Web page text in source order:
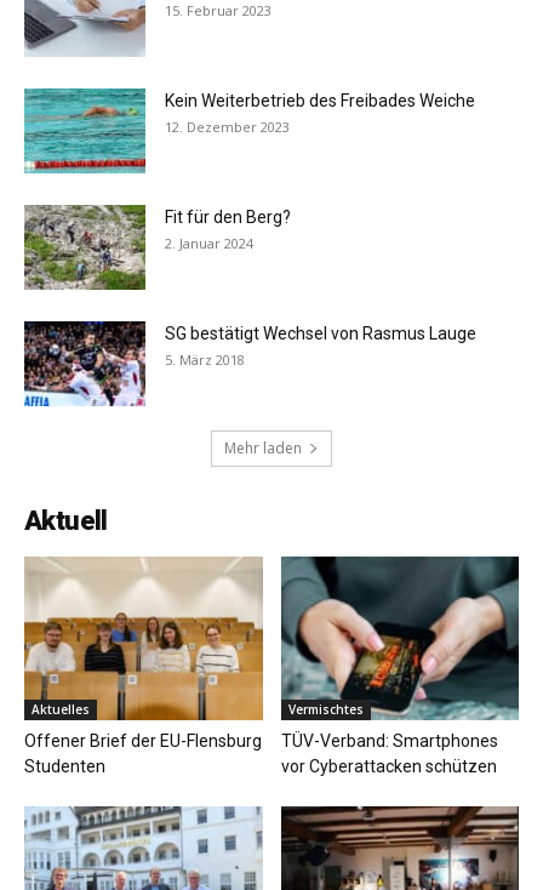
15. Februar 2023
Kein Weiterbetrieb des Freibades Weiche
12. Dezember 2023
Fit für den Berg?
2. Januar 2024
SG bestätigt Wechsel von Rasmus Lauge
5. März 2018
Mehr laden
Aktuell
Aktuelles
Offener Brief der EU-Flensburg
Studenten
Vermischtes
TÜV-Verband: Smartphones
vor Cyberattacken schützen